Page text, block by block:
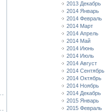
2013 Декабрь
2014 Январь
2014 Февраль
2014 Март
2014 Апрель
2014 Май
2014 Июнь
2014 Июль
2014 Август
2014 Сентябрь
2014 Октябрь
2014 Ноябрь
2014 Декабрь
2015 Январь
2015 Февраль